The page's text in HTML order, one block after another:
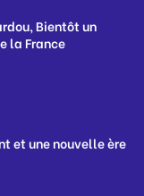
Bientôt un
la France
et une nouvelle ère